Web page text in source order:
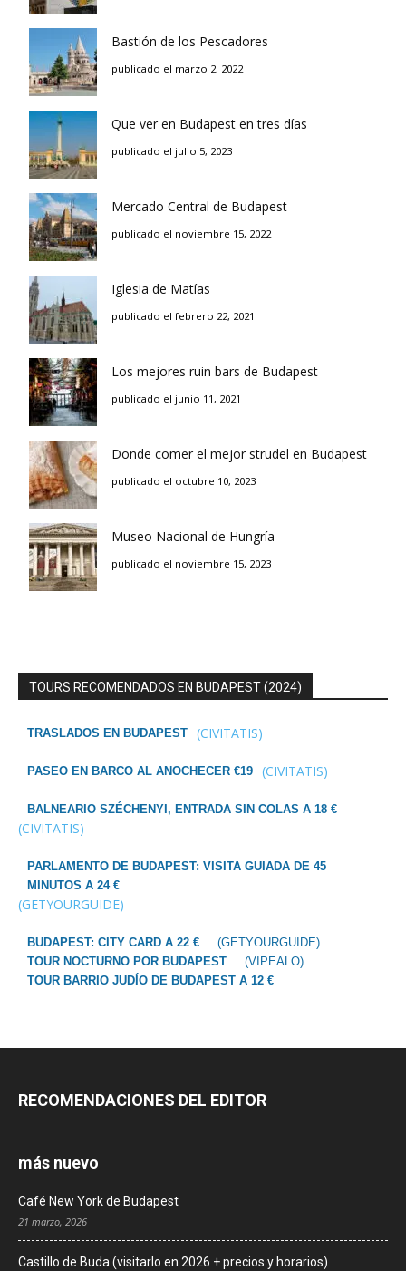
Bastión de los Pescadores
publicado el marzo 2, 2022
Que ver en Budapest en tres días
publicado el julio 5, 2023
Mercado Central de Budapest
publicado el noviembre 15, 2022
Iglesia de Matías
publicado el febrero 22, 2021
Los mejores ruin bars de Budapest
publicado el junio 11, 2021
Donde comer el mejor strudel en Budapest
publicado el octubre 10, 2023
Museo Nacional de Hungría
publicado el noviembre 15, 2023
TOURS RECOMENDADOS EN BUDAPEST (2024)
TRASLADOS EN BUDAPEST (CIVITATIS)
PASEO EN BARCO AL ANOCHECER €19 (CIVITATIS)
BALNEARIO SZÉCHENYI, ENTRADA SIN COLAS A 18 €
(CIVITATIS)
PARLAMENTO DE BUDAPEST: VISITA GUIADA DE 45
MINUTOS A 24 €
(GETYOURGUIDE)
BUDAPEST: CITY CARD A 22 €
(GETYOURGUIDE)
TOUR NOCTURNO POR BUDAPEST
(VIPEALO)
TOUR BARRIO JUDÍO DE BUDAPEST A 12 €
RECOMENDACIONES DEL EDITOR
más nuevo
Café New York de Budapest
21 marzo, 2026
Castillo de Buda (visitarlo en 2026 + precios y horarios)